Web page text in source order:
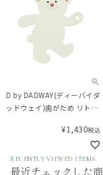
D by DADWAY(ディーバイダ
ッドウェイ)歯がため リトル
¥1,430税込
RECENTLY VIEWED ITEMS
最近チェックした